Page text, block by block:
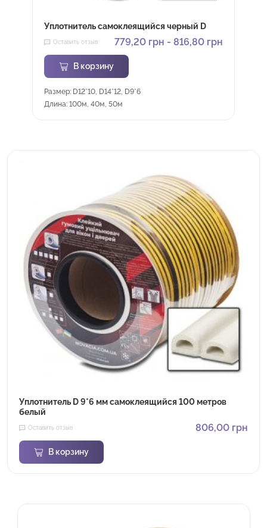
Уплотнитель самоклеящийся черный D
Оставить отзыв 779,20 грн - 816,80 грн
В корзину
Размер: D12*10, D14*12, D9*6
Длина: 100м, 40м, 50м
Уплотнитель D 9*6 мм самоклеящийся 100 метров
белый
Оставить отзыв 806,00 грн
В корзину